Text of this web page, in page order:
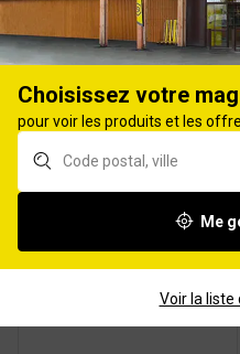
produits Affiner
Dalle de plancher OSB
3 ép.15mm
250x67,5cm
Choisissez votre
pour voir les produits et les
Me
Voir la liste